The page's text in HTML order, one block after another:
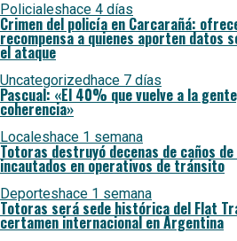
Policialeshace 4 días
Crimen del policía en Carcarañá:
recompensa a quienes aporten datos
el ataque
Uncategorizedhace 7 días
Pascual: «El 40% que vuelve a la
coherencia»
Localeshace 1 semana
Totoras destruyó decenas de caños
incautados en operativos de tránsito
Deporteshace 1 semana
Totoras será sede histórica del Flat
certamen internacional en Argentina